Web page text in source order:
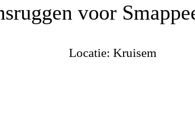
voor
Locatie: Kruisem